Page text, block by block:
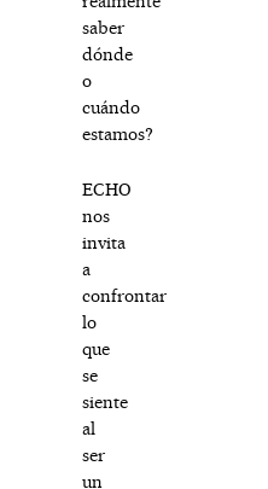
saber
dónde
o
cuándo
estamos?
ECHO
nos
invita
a
confrontar
lo
que
se
siente
al
ser
un